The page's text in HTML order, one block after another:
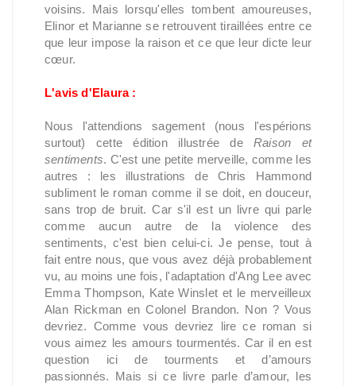
voisins. Mais lorsqu'elles tombent amoureuses,
Elinor et Marianne se retrouvent tiraillées entre ce
que leur impose la raison et ce que leur dicte leur
cœur.
L'avis d'Elaura :
Nous l'attendions sagement (nous l'espérions
surtout) cette édition illustrée deRaison et
sentiments. C'est une petite merveille, comme les
autres : les illustrations de Chris Hammond
subliment le roman comme il se doit, en douceur,
sans trop de bruit. Car s'il est un livre qui parle
comme aucun autre de la violence des
sentiments, c'est bien celui-ci. Je pense, tout à
fait entre nous, que vous avez déjà probablement
vu, au moins une fois, l'adaptation d'Ang Lee avec
Emma Thompson, Kate Winslet et le merveilleux
Alan Rickman en Colonel Brandon. Non ? Vous
devriez. Comme vous devriez lire ce roman si
vous aimez les amours tourmentés. Car il en est
question ici de tourments et d’amours
passionnés. Mais si ce livre parle d’amour, les